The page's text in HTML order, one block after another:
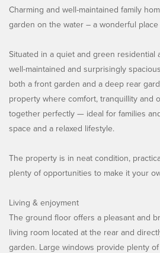
Charming and well-maintained family
garden on the water – a wonderful
Situated in a quiet and green residential
well-maintained and surprisingly
both a front garden and a deep rear
property where comfort, tranquillity and
together perfectly — ideal for families
space and a relaxed lifestyle.
The property is in neat condition,
plenty of opportunities to make it your
Living & enjoyment
The ground floor offers a pleasant and
living room located at the rear and
garden. Large windows provide plenty